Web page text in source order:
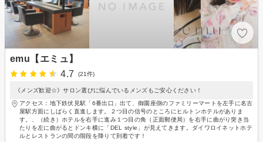
emu【エミュ】
4.7
(21件)
《メンズ歓迎☆》サロン選びに悩んでいるメンズもご安心ください！
アクセス：地下鉄伏見駅「6番出口」出て、御園座側のファミリーマートを左手に名古
屋駅方面にしばらく直進します。２つ目の信号のところにヒルトンホテルがありま
す。、（続き）ホテルを右手に進み１つ目の角（正面郵便局）を右手に曲がり突き当
たりを左に曲がるとドンキ横に「DEL style」が見えてきます。ダイワロイネットホテ
ルとレストランの間の階段を降りて到着です！